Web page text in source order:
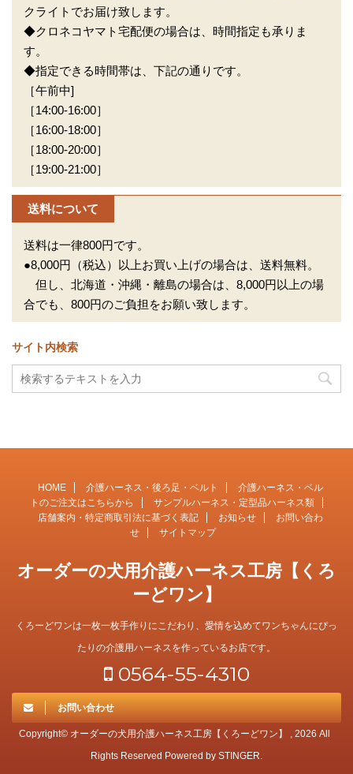
クライトでお届け致します。
◆クロネコヤマト宅配便の場合は、時間指定も承りま
す。
◆指定できる時間帯は、下記の通りです。
［午前中]
［14:00-16:00］
［16:00-18:00］
［18:00-20:00］
［19:00-21:00］
送料について
送料は一律800円です。
●8,000円（税込）以上お買い上げの場合は、送料無料。
但し、北海道・沖縄・離島の場合は、8,000円以上の場
合でも、800円のご負担をお願い致します。
サイト内検索
HOME 介護ハーネス・後ろ足・ベルト
介護ハーネス・ベル
トのご注文はこちらから
サンプルハーネス・定型品ハーネス類
店舗案内・特定商取引法に基づく表記
お知らせ
お問い合わ
せ
サイトマップ
オーダーの犬用介護ハーネス工房【くろ
ーどワン】
くろーどワンは一枚一枚手作りにこだわり、愛情を込めてワンちゃんにぴっ
たりの介護用ハーネスを作っているお店です。
0564-55-4310
お問い合わせ
Copyright© オーダーの犬用介護ハーネス工房【くろーどワン】 , 2026 All
Rights Reserved Powered by STINGER.